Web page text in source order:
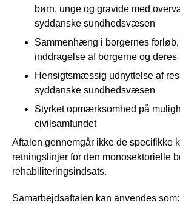
børn, unge og gravide med
syddanske sundhedsvæsen
Sammenhæng i borgernes
inddragelse af borgerne og
Hensigtsmæssig udnyttelse af
syddanske sundhedsvæsen
Styrket opmærksomhed på
civilsamfundet
Aftalen gennemgår ikke de specifikke
retningslinjer for den monosektorielle
rehabiliteringsindsats.
Samarbejdsaftalen kan anvendes som: